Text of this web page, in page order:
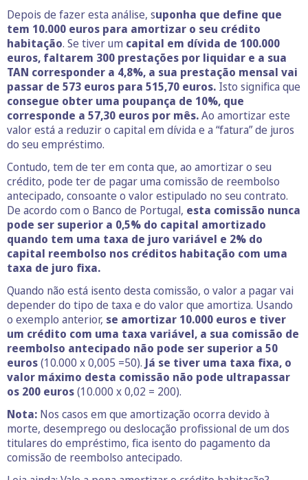
Depois de fazer esta análise, suponha que define que
tem 10.000 euros para amortizar o seu crédito
habitação. Se tiver um capital em dívida de 100.000
euros, faltarem 300 prestações por liquidar e a sua
TAN corresponder a 4,8%, a sua prestação mensal vai
passar de 573 euros para 515,70 euros. Isto significa que
consegue obter uma poupança de 10%, que
corresponde a 57,30 euros por mês.Ao amortizar este
valor está a reduzir o capital em dívida e a “fatura” de juros
do seu empréstimo.
Contudo, tem de ter em conta que, ao amortizar o seu
crédito, pode ter de pagar uma comissão de reembolso
antecipado, consoante o valor estipulado no seu contrato.
De acordo com o Banco de Portugal, esta comissão nunca
pode ser superior a 0,5% do capital amortizado
quando tem uma taxa de juro variável e 2% do
capital reembolso nos créditos habitação com uma
taxa de juro fixa.
Quando não está isento desta comissão, o valor a pagar vai
depender do tipo de taxa e do valor que amortiza. Usando
o exemplo anterior, se amortizar 10.000 euros e tiver
um crédito com uma taxa variável, a sua comissão de
reembolso antecipado não pode ser superior a 50
euros(10.000 x 0,005 =50). Já se tiver uma taxa fixa, o
valor máximo desta comissão não pode ultrapassar
os 200 euros(10.000 x 0,02 = 200).
Nota: Nos casos em que amortização ocorra devido à
morte, desemprego ou deslocação profissional de um dos
titulares do empréstimo, fica isento do pagamento da
comissão de reembolso antecipado.